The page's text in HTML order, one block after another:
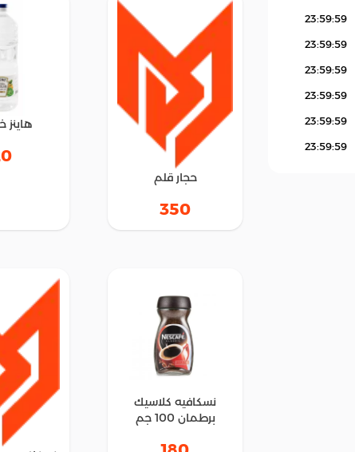
23:59:59
23:59:59
23:59:59
23:59:59
23:59:59
23:59:59
حجار قلم
350
هاينز خل 1
نسكافيه كلاسيك
برطمان 100 جم